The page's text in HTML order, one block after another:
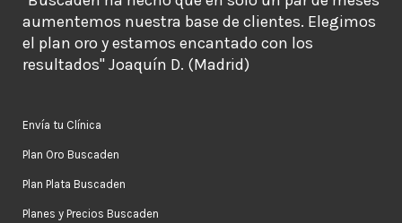
aumentemos nuestra base de clientes. Elegimos
el plan oro y estamos encantado con los
resultados" Joaquín D. (Madrid)
Envía tu Clínica
Plan Oro Buscaden
Plan Plata Buscaden
Planes y Precios Buscaden